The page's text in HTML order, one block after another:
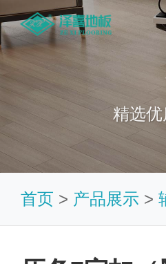
精选
首页 > 产品展示 >